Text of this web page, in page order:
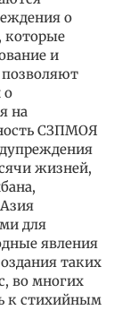
о
которые
и
о
на
СЗПМОЯ
жизней,
для
явления
таких
во многих
к стихийным